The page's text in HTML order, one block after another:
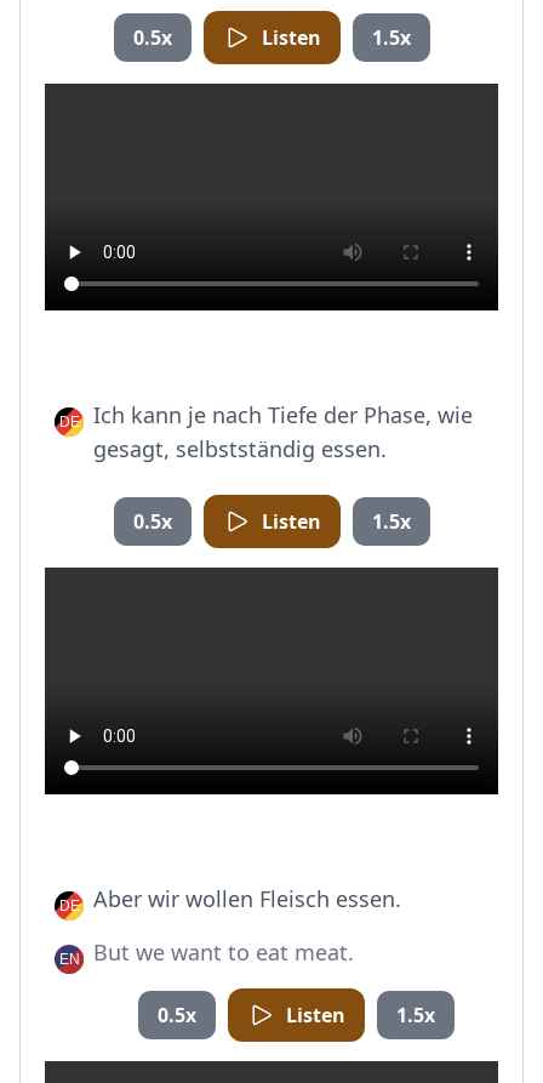
0.5x Listen 1.5x
Ich kann je nach Tiefe der Phase, wie
gesagt, selbstständig essen.
0.5x Listen 1.5x
Aber wir wollen Fleisch essen.
But we want to eat meat.
0.5x Listen 1.5x